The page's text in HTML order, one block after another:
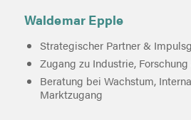
Waldemar Epple
Strategischer Partner &
Zugang zu Industrie,
Beratung bei Wachstum,
Marktzugang